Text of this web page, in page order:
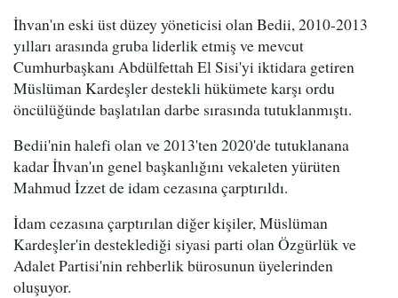
İhvan'ın eski üst düzey yöneticisi olan Bedii, 2010-2013
yılları arasında gruba liderlik etmiş ve mevcut
Cumhurbaşkanı Abdülfettah El Sisi'yi iktidara getiren
Müslüman Kardeşler destekli hükümete karşı ordu
öncülüğünde başlatılan darbe sırasında tutuklanmıştı.
Bedii'nin halefi olan ve 2013'ten 2020'de tutuklanana
kadar İhvan'ın genel başkanlığını vekaleten yürüten
Mahmud İzzet de idam cezasına çarptırıldı.
İdam cezasına çarptırılan diğer kişiler, Müslüman
Kardeşler'in desteklediği siyasi parti olan Özgürlük ve
Adalet Partisi'nin rehberlik bürosunun üyelerinden
oluşuyor.